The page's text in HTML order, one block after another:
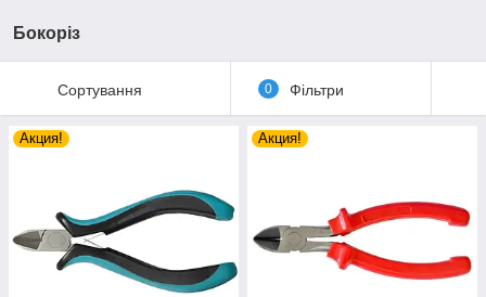
Бокоріз
Сортування 0 Фільтри
Акция! Акция!